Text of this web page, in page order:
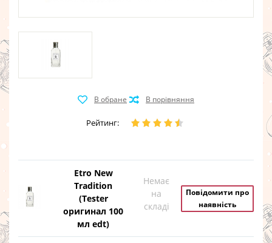
Рейтинг:
Etro New
Tradition
(Tester
оригинал 100
мл edt)
Немає
на
складі
Повідомити про
наявність